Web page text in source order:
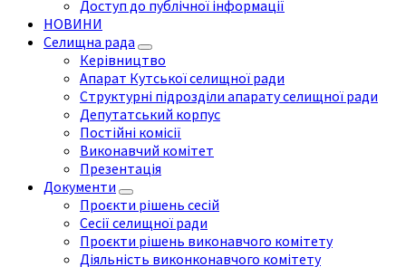
Доступ до публічної інформації
НОВИНИ
Селищна рада
Керівництво
Апарат Кутської селищної ради
Структурні підрозділи апарату селищної ради
Депутатський корпус
Постійні комісії
Виконавчий комітет
Презентація
Документи
Проєкти рішень сесій
Сесії селищної ради
Проєкти рішень виконавчого комітету
Діяльність виконконавчого комітету